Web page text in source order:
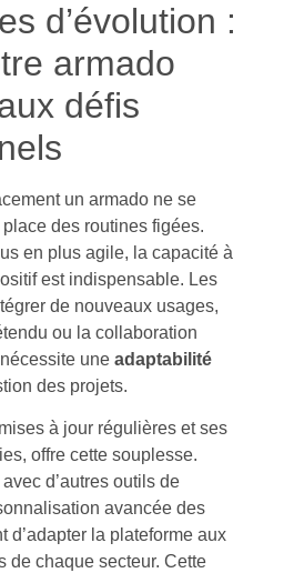
d’évolution :
armado
défis
un armado ne se
place des routines figées.
en plus agile, la capacité à
est indispensable. Les
de nouveaux usages,
ou la collaboration
une adaptabilité
des projets.
à jour régulières et ses
offre cette souplesse.
d’autres outils de
avancée des
d’adapter la plateforme aux
de chaque secteur. Cette